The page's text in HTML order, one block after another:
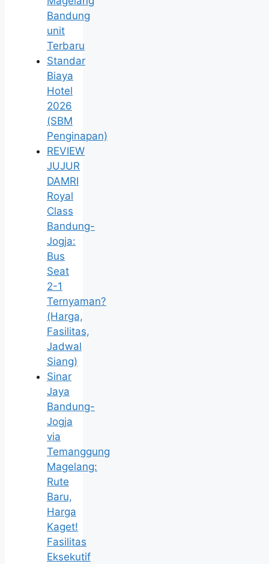
Bandung
unit
Terbaru
Standar
Biaya
Hotel
2026
(SBM
Penginapan)
REVIEW
JUJUR
DAMRI
Royal
Class
Bandung-
Jogja:
Bus
Seat
2-1
Ternyaman?
(Harga,
Fasilitas,
Jadwal
Siang)
Sinar
Jaya
Bandung-
Jogja
via
Temanggung
Magelang:
Rute
Baru,
Harga
Kaget!
Fasilitas
Eksekutif